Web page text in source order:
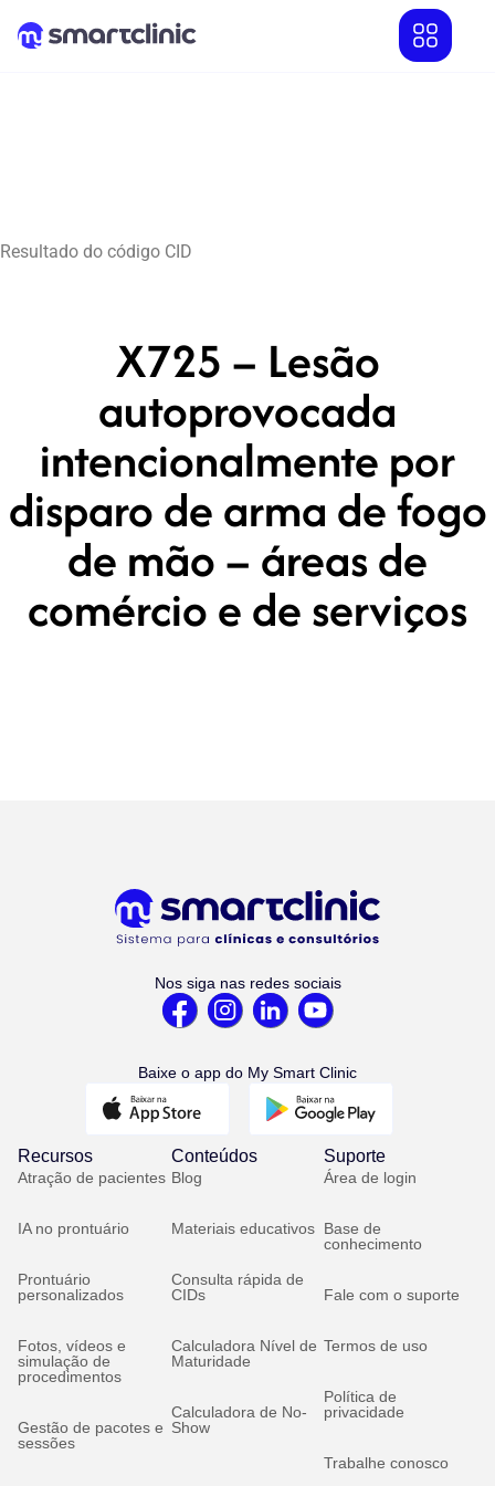
Resultado do código CID
X725 – Lesão
autoprovocada
intencionalmente por
disparo de arma de fogo
de mão – áreas de
comércio e de serviços
Nos siga nas redes sociais
Baixe o app do My Smart Clinic
Recursos
Atração de pacientes
IA no prontuário
Prontuário
personalizados
Fotos, vídeos e
simulação de
procedimentos
Gestão de pacotes e
sessões
Conteúdos
Blog
Materiais educativos
Consulta rápida de
CIDs
Calculadora Nível de
Maturidade
Calculadora de No-
Show
Suporte
Área de login
Base de
conhecimento
Fale com o suporte
Termos de uso
Política de
privacidade
Trabalhe conosco